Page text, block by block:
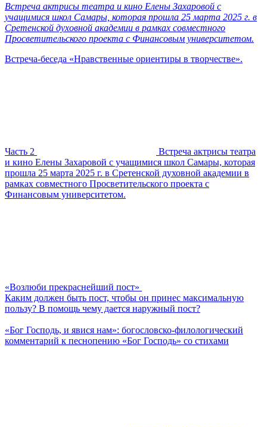
Встреча актрисы театра и кино Елены Захаровой с
учащимися школ Самары, которая прошла 25 марта 2025 г. в
Сретенской духовной академии в рамках совместного
Просветительского проекта с Финансовым университетом.
Встреча-беседа «Нравственные ориентиры в творчестве».
Часть 2
Встреча актрисы театра
и кино Елены Захаровой с учащимися школ Самары, которая
прошла 25 марта 2025 г. в Сретенской духовной академии в
рамках совместного Просветительского проекта с
Финансовым университетом.
«Возлюби прекраснейший пост»
Каким должен быть пост, чтобы он принес максимальную
пользу? В помощь чему дается наружный пост?
«Бог Господь, и явися нам»: богословско-филологический
комментарий к песнопению «Бог Господь» со стихами